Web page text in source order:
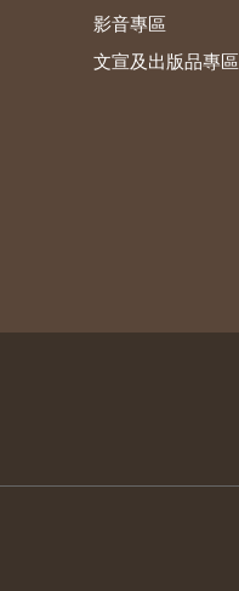
影音專區
文宣及出版品專區